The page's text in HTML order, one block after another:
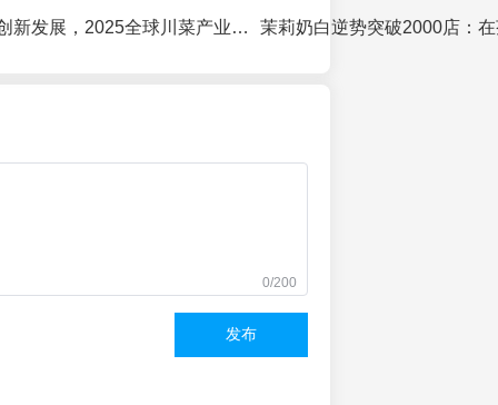
共谋川菜传承与创新发展，2025全球川菜产业大会在乐山召开
0/200
发布